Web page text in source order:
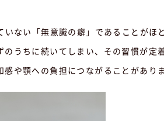
ない「無意識の癖」であることがほ
うちに続いてしまい、その習慣が定
や顎への負担につながることがありま